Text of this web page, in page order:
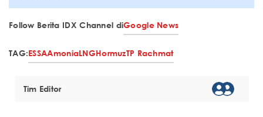
Follow Berita IDX Channel diGoogle News
TAG:ESSAAmoniaLNGHormuzTP Rachmat
Tim Editor